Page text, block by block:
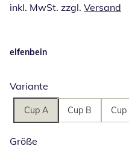
inkl. MwSt. zzgl. Versand
elfenbein
Variante
Cup A Cup B Cup
Größe